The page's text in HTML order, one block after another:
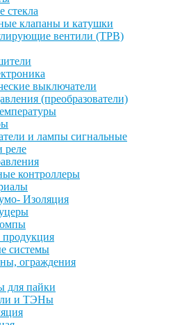
стекла
клапаны и катушки
вентили (ТРВ)
выключатели
(преобразователи)
и лампы сигнальные
реле
контроллеры
Изоляция
продукция
системы
ограждения
для пайки
и ТЭНы